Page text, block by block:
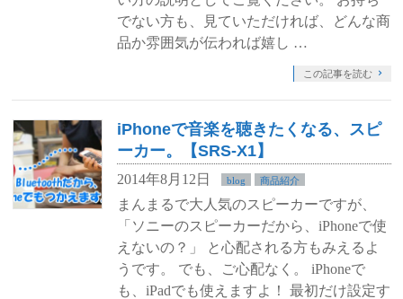
でない方も、見ていただければ、どんな商
品か雰囲気が伝われば嬉し …
この記事を読む
iPhoneで音楽を聴きたくなる、スピ
ーカー。【SRS-X1】
2014年8月12日 blog 商品紹介
まんまるで大人気のスピーカーですが、
「ソニーのスピーカーだから、iPhoneで使
えないの？」 と心配される方もみえるよ
うです。 でも、ご心配なく。 iPhoneで
も、iPadでも使えますよ！ 最初だけ設定す